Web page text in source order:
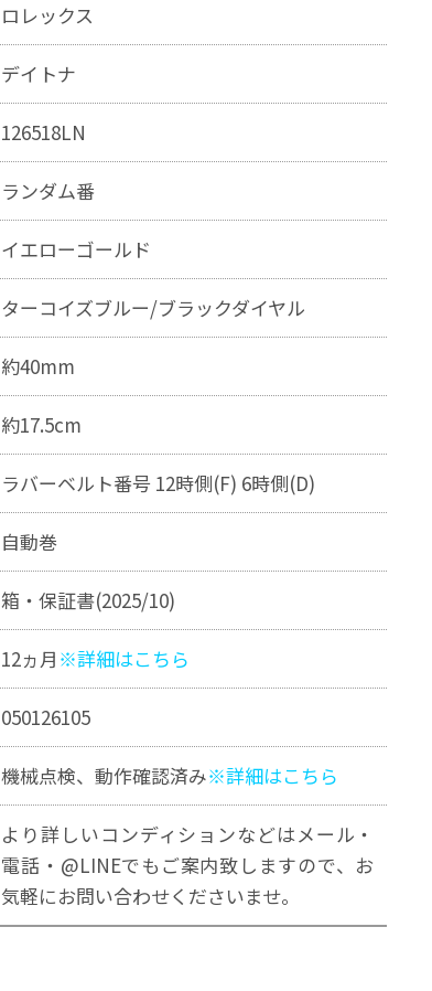
ロレックス
デイトナ
126518LN
ランダム番
イエローゴールド
ターコイズブルー/ブラックダイヤル
約40mm
約17.5cm
ラバーベルト番号 12時側(F) 6時側(D)
自動巻
箱・保証書(2025/10)
12ヵ月 ※詳細はこちら
050126105
機械点検、動作確認済み※詳細はこちら
より詳しいコンディションなどはメール・
電話・@LINEでもご案内致しますので、お
気軽にお問い合わせくださいませ。